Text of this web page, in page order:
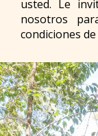
usted. Le
nosotros
condiciones